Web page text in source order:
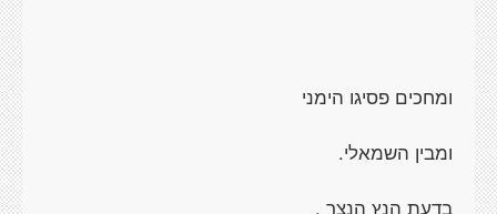
ומחכים פסיגו הימני
ומבין השמאלי.
בדעת הנץ הנצר .